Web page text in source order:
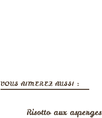
VOUS AIMEREZ AUSSI :
Risotto aux asperges